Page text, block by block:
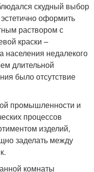
скудный выбор
оформить
раствором с
краски –
недалекого
длительной
было отсутствие
промышленности и
процессов
изделий,
заделать между
комнаты